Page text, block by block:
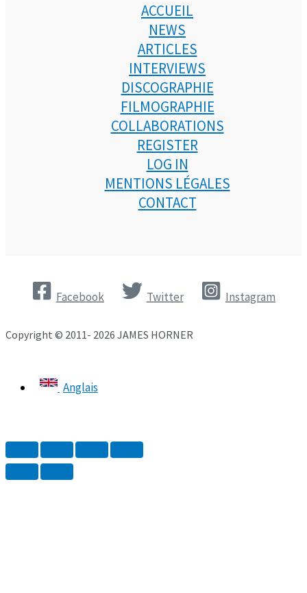
ACCUEIL
NEWS
ARTICLES
INTERVIEWS
DISCOGRAPHIE
FILMOGRAPHIE
COLLABORATIONS
REGISTER
LOG IN
MENTIONS LÉGALES
CONTACT
Facebook Twitter Instagram
Copyright © 2011- 2026 JAMES HORNER
Anglais